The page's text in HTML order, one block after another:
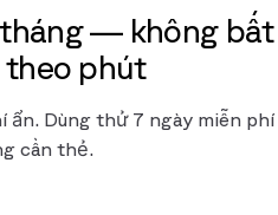
— không bất
phút
ẩn. Dùng thử 7 ngày miễn phí
cần thẻ.